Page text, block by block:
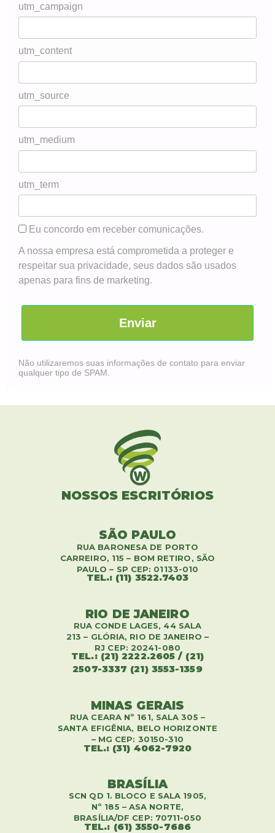
utm_campaign
utm_content
utm_source
utm_medium
utm_term
Eu concordo em receber comunicações.
A nossa empresa está comprometida a proteger e
respeitar sua privacidade, seus dados são usados
apenas para fins de marketing.
Enviar
Não utilizaremos suas informações de contato para enviar
qualquer tipo de SPAM.
NOSSOS ESCRITÓRIOS
SÃO PAULO
RUA BARONESA DE PORTO
CARREIRO, 115 – BOM RETIRO, SÃO
PAULO – SP CEP: 01133-010
TEL.: (11) 3522.7403
RIO DE JANEIRO
RUA CONDE LAGES, 44 SALA
213 – GLÓRIA, RIO DE JANEIRO –
RJ CEP: 20241-080
TEL.: (21) 2222.2605 / (21)
2507-3337 (21) 3553-1359
MINAS GERAIS
RUA CEARA Nº 161, SALA 305 –
SANTA EFIGÊNIA, BELO HORIZONTE
– MG CEP: 30150-310
TEL.: (31) 4062-7920
BRASÍLIA
SCN QD 1. BLOCO E SALA 1905,
Nº 185 – ASA NORTE,
BRASÍLIA/DF CEP: 70711-050
TEL.: (61) 3550-7686